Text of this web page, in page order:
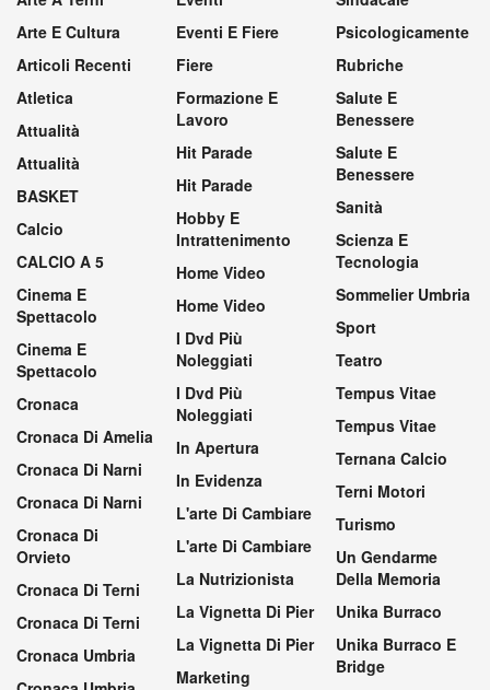
Arte E Cultura
Articoli Recenti
Atletica
Attualità
Attualità
BASKET
Calcio
CALCIO A 5
Cinema E
Spettacolo
Cinema E
Spettacolo
Cronaca
Cronaca Di Amelia
Cronaca Di Narni
Cronaca Di Narni
Cronaca Di
Orvieto
Cronaca Di Terni
Cronaca Di Terni
Cronaca Umbria
Eventi E Fiere
Fiere
Formazione E
Lavoro
Hit Parade
Hit Parade
Hobby E
Intrattenimento
Home Video
Home Video
I Dvd Più
Noleggiati
I Dvd Più
Noleggiati
In Apertura
In Evidenza
L'arte Di Cambiare
L'arte Di Cambiare
La Nutrizionista
La Vignetta Di Pier
La Vignetta Di Pier
Marketing
Psicologicamente
Rubriche
Salute E
Benessere
Salute E
Benessere
Sanità
Scienza E
Tecnologia
Sommelier Umbria
Sport
Teatro
Tempus Vitae
Tempus Vitae
Ternana Calcio
Terni Motori
Turismo
Un Gendarme
Della Memoria
Unika Burraco
Unika Burraco E
Bridge